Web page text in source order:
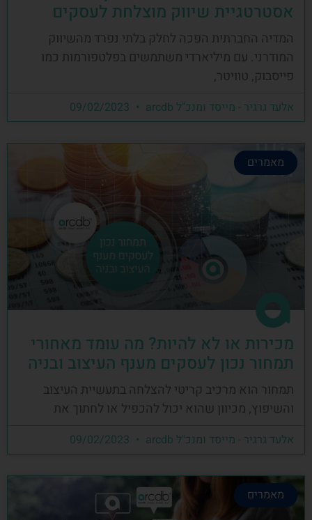
אסטרטגיית שיווק מוצלחת לעסקים
המדיה החברתית הפכה לחלק בלתי נפרד מהשיווק
המודרני. עם מיליארדי משתמשים בפלטפורמות כמו
פייסבוק, טוויטר,
אלעד גרגיר - מייסד ומנכ"ל arcdb
מאמרים
מכירות או לא להיות? מה עומד מאחורי
תמחור נכון לעסקים מענף העיצוב ובניה
תמחור הוא מרכיב קריטי להצלחה בתעשיית העיצוב
והשיפוץ, מכיוון שהוא יכול להכפיל או לחתוך את
אלעד גרגיר - מייסד ומנכ"ל arcdb
מאמרים